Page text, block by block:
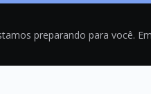
preparando para você.